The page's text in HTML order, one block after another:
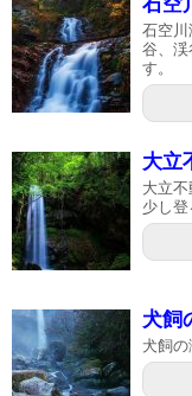
石空
谷、渓
す。
大立
大立不
少し登
犬飼
犬飼の